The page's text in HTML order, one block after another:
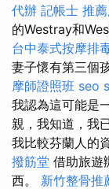
代辦 記帳士 推
的Westray和
台中泰式按摩排
妻子懷有第三個
摩師證照班 seo
我認為這可能是
親，我知道，我
我比較芬蘭人的
撥筋堂 借助旅遊
西。 新竹整骨推